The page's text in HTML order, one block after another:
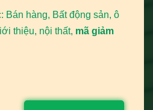
Bán hàng, Bất động sản, ô
thiệu, nội thất, mã giảm